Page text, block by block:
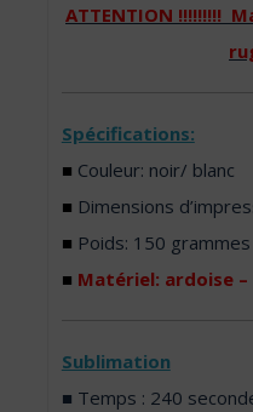
ATTENTION !!!!!!!!!
Spécifications:
■ Couleur: noir/ blanc
■ Dimensions
■ Poids: 150 grammes
■ Matériel: ardoise
Sublimation
■ Temps : 240